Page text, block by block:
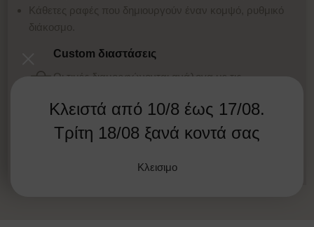
Κλειστά από 10/8 έως 17/08.
Τρίτη 18/08 ξανά κοντά σας
Κλεισιμο
Κάθετες ραφές που δημιουργούν έναν κομψό, ρυθμικό
διάκοσμο.
Custom διαστάσεις
Οι τιμές διαμορφώνονται ανάλογα με τις
προσαρμόζονται στις διαστάσεις σας .
Κλείστε ραντεβού